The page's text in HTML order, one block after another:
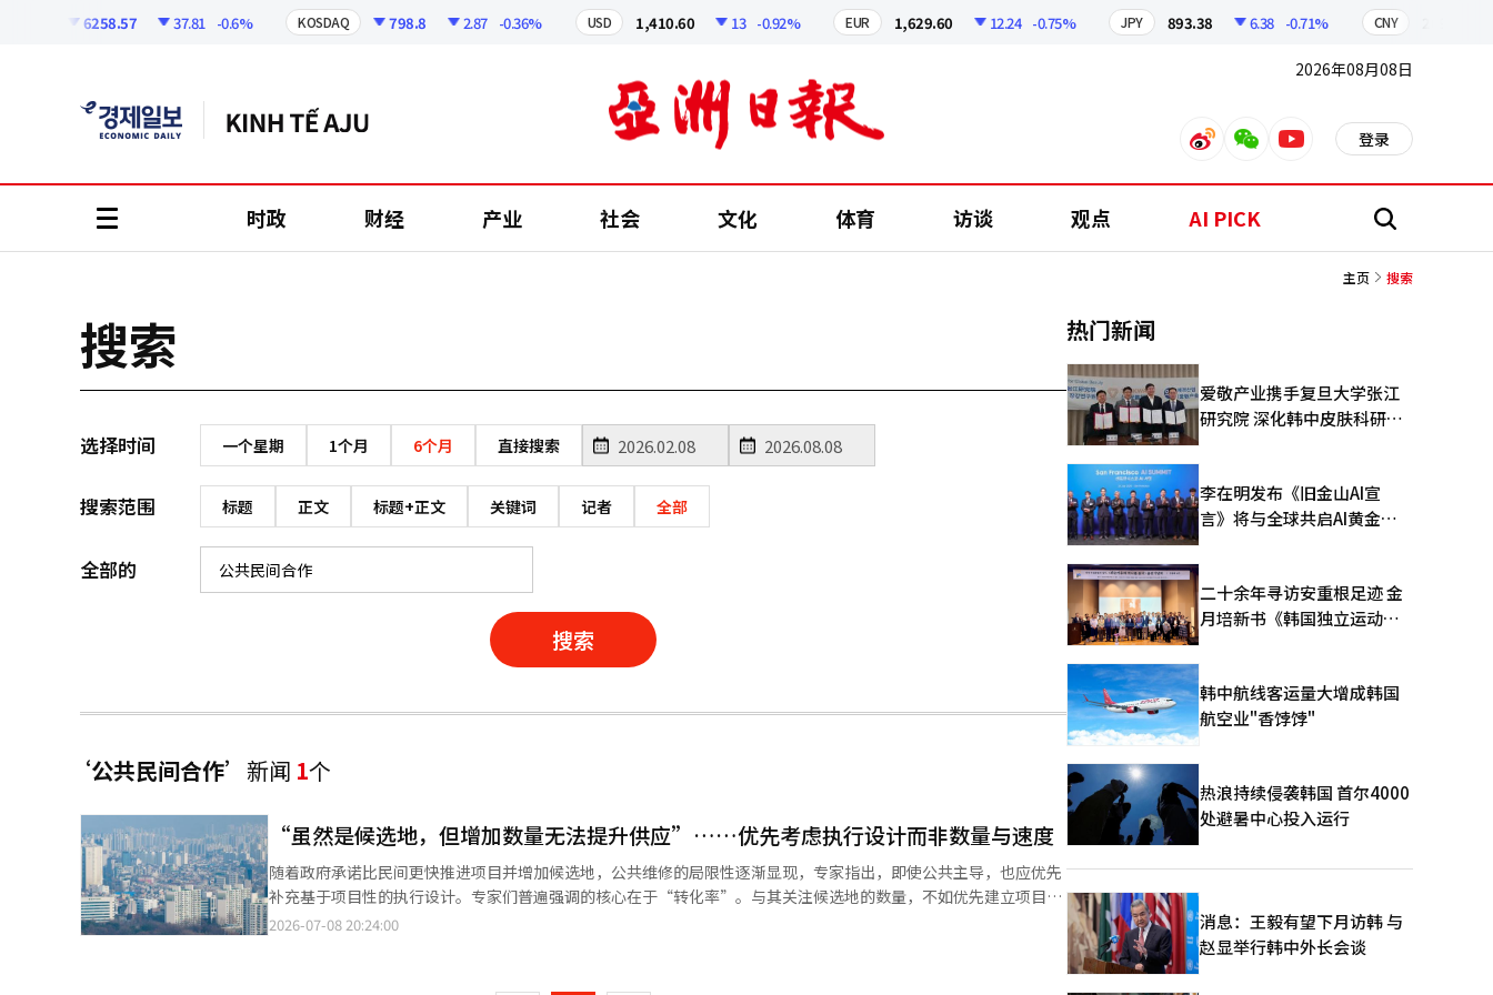
6258.57 37.81 -0.6% KOSDAQ 798.8 2.87 -0.36% USD 1,410.60 13 -0.92% EUR 1,629.60 12.24 -0.75% JPY 893.38 6.38 -0.71% CNY
2026年08月08日
weiboweixinyoutube 登录
时政 财经 产业 社会 文化 体育 访谈 观点 AI PICK 搜
主页 搜索
搜索
选择时间 一个星期 1个月 6个月 直接搜索
搜索范围 标题 正文 标题+正文 关键词 记者 全部
全部的
搜索
‘公共民间合作’ 新闻 1个
“虽然是候选地，但增加数量无法提升供应”……优先考虑执行设计而非数量与速度
随着政府承诺比民间更快推进项目并增加候选地，公共维修的局限性逐渐显现，专家指出，即使公共主导，也应优先
补充基于项目性的执行设计。专家们普遍强调的核心在于“转化率”。与其关注候选地的数量，不如优先建立项目实
施许可、管理处置和开工的结构。即使公共参与项目，如果居民同意、项目性、施工费用和分担金问题未得到解决，
2026-07-08 20:24:00
热门新闻
爱敬产业携手复旦大学张江
研究院 深化韩中皮肤科研合
李在明发布《旧金山AI宣
言》将与全球共启AI黄金时
二十余年寻访安重根足迹 金
月培新书《韩国独立运动圣
韩中航线客运量大增成韩国
航空业"香饽饽"
热浪持续侵袭韩国 首尔4000
处避暑中心投入运行
消息：王毅有望下月访韩 与
赵显举行韩中外长会谈